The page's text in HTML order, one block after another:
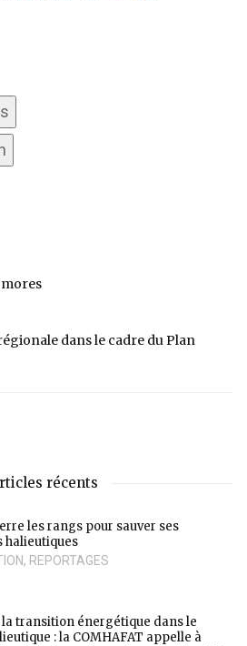
dans le cadre du Plan
récents
les rangs pour sauver ses
halieutiques
, REPORTAGES
transition énergétique dans le
: la COMHAFAT appelle à